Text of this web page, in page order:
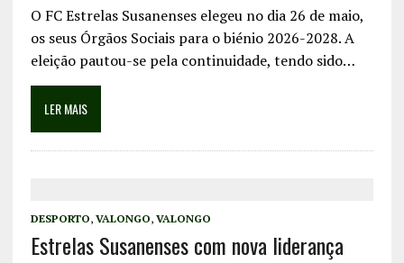
O FC Estrelas Susanenses elegeu no dia 26 de maio,
os seus Órgãos Sociais para o biénio 2026-2028. A
eleição pautou-se pela continuidade, tendo sido…
LER MAIS
DESPORTO, VALONGO, VALONGO
Estrelas Susanenses com nova liderança